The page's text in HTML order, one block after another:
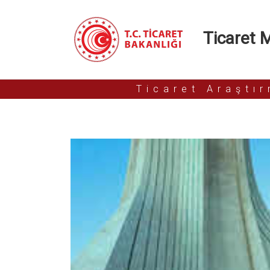
Ticaret
Ticaret